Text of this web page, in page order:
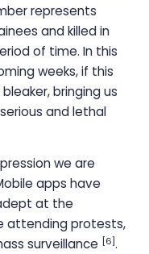
represents
and killed in
of time. In this
weeks, if this
bringing us
and lethal
we are
apps have
at the
attending protests,
surveillance [6].